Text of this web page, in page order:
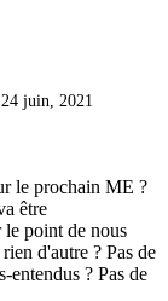
juin, 2021
le prochain ME ?
être
le point de nous
d'autre ? Pas de
entendus ? Pas de